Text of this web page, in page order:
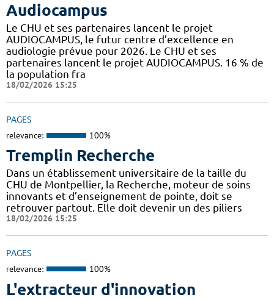
Audiocampus
Le CHU et ses partenaires lancent le projet
AUDIOCAMPUS, le futur centre d’excellence en
audiologie prévue pour 2026. Le CHU et ses
partenaires lancent le projet AUDIOCAMPUS. 16 % de
la population fra
18/02/2026 15:25
PAGES
relevance: 100%
Tremplin Recherche
Dans un établissement universitaire de la taille du
CHU de Montpellier, la Recherche, moteur de soins
innovants et d’enseignement de pointe, doit se
retrouver partout. Elle doit devenir un des piliers
18/02/2026 15:25
PAGES
relevance: 100%
L'extracteur d'innovation